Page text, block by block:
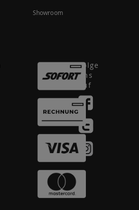
Showroom
Folge
uns
auf